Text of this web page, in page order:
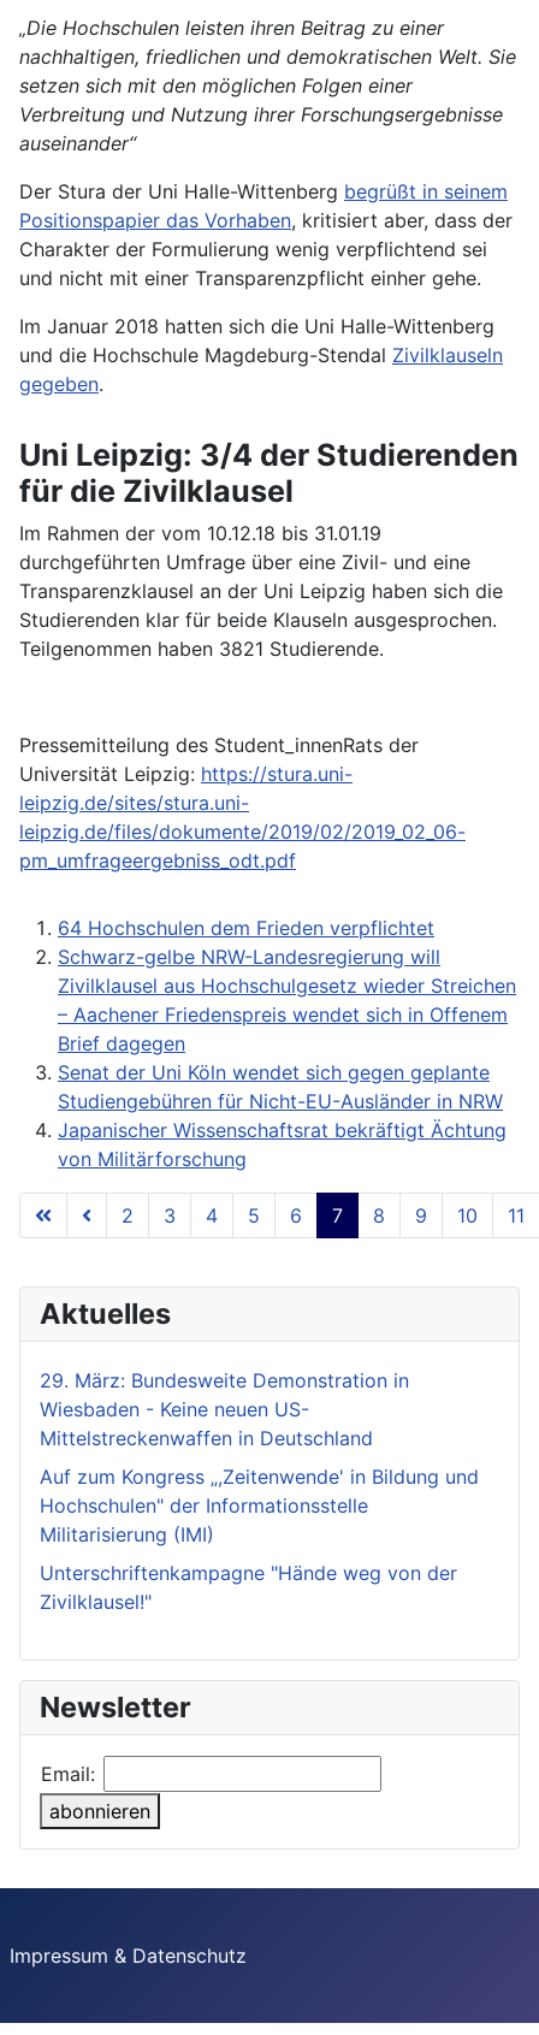
„Die Hochschulen leisten ihren Beitrag zu einer
nachhaltigen, friedlichen und demokratischen Welt. Sie
setzen sich mit den möglichen Folgen einer
Verbreitung und Nutzung ihrer Forschungsergebnisse
auseinander“
Der Stura der Uni Halle-Wittenberg begrüßt in seinem
Positionspapier das Vorhaben, kritisiert aber, dass der
Charakter der Formulierung wenig verpflichtend sei
und nicht mit einer Transparenzpflicht einher gehe.
Im Januar 2018 hatten sich die Uni Halle-Wittenberg
und die Hochschule Magdeburg-Stendal Zivilklauseln
gegeben.
Uni Leipzig: 3/4 der Studierenden
für die Zivilklausel
Im Rahmen der vom 10.12.18 bis 31.01.19
durchgeführten Umfrage über eine Zivil- und eine
Transparenzklausel an der Uni Leipzig haben sich die
Studierenden klar für beide Klauseln ausgesprochen.
Teilgenommen haben 3821 Studierende.
Pressemitteilung des Student_innenRats der
Universität Leipzig: https://stura.uni-
leipzig.de/sites/stura.uni-
leipzig.de/files/dokumente/2019/02/2019_02_06-
pm_umfrageergebniss_odt.pdf
64 Hochschulen dem Frieden verpflichtet
Schwarz-gelbe NRW-Landesregierung will
Zivilklausel aus Hochschulgesetz wieder Streichen
– Aachener Friedenspreis wendet sich in Offenem
Brief dagegen
Senat der Uni Köln wendet sich gegen geplante
Studiengebühren für Nicht-EU-Ausländer in NRW
Japanischer Wissenschaftsrat bekräftigt Ächtung
von Militärforschung
Seite 7 von 18
2 3 4 5 6 7 8 9 10 11
Aktuelles
29. März: Bundesweite Demonstration in
Wiesbaden - Keine neuen US-
Mittelstreckenwaffen in Deutschland
Auf zum Kongress „,Zeitenwende' in Bildung und
Hochschulen" der Informationsstelle
Militarisierung (IMI)
Unterschriftenkampagne "Hände weg von der
Zivilklausel!"
Newsletter
Email:
abonnieren
Impressum & Datenschutz